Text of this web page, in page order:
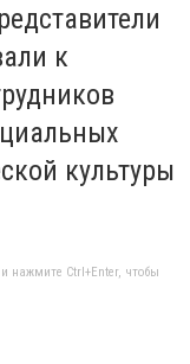
к
культуры
нажмите Ctrl+Enter, чтобы